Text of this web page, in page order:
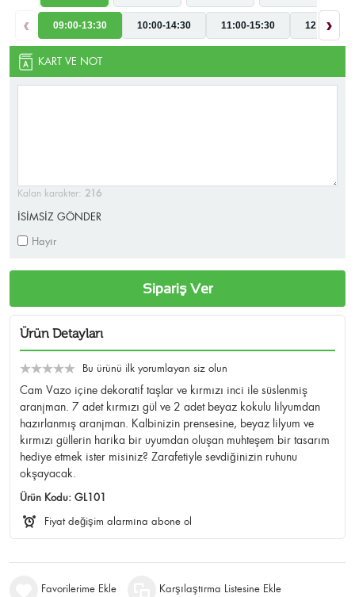
‹ 09:00-13:30 10:00-14:30 11:00-15:30 12:00-
›
KART VE NOT
Kalan karakter: 216
İSİMSİZ GÖNDER
Hayır
Sipariş Ver
Ürün Detayları
Bu ürünü ilk yorumlayan siz olun
Cam Vazo içine dekoratif taşlar ve kırmızı inci ile süslenmiş
aranjman. 7 adet kırmızı gül ve 2 adet beyaz kokulu lilyumdan
hazırlanmış aranjman. Kalbinizin prensesine, beyaz lilyum ve
kırmızı güllerin harika bir uyumdan oluşan muhteşem bir tasarım
hediye etmek ister misiniz? Zarafetiyle sevdiğinizin ruhunu
okşayacak.
Ürün Kodu: GL101
Fiyat değişim alarmına abone ol
Favorilerime Ekle Karşılaştırma Listesine Ekle